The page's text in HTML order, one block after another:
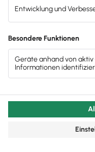
Beachtenswertes
Wichtiges zur
& Vermeidung von
Lesezeit 8 Minuten